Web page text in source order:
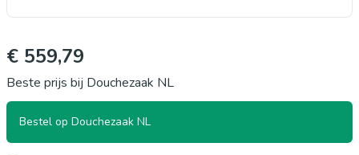
€ 559,79
Beste prijs bij Douchezaak NL
Bestel op Douchezaak NL